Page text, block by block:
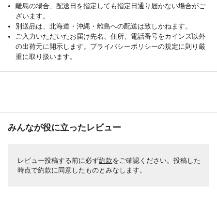
離島の場合、配送日を指定しても指定日通り届かない場合がご
ざいます。
別送品は、北海道・沖縄・離島への配送は致しかねます。
ご入力いただいたお届け先名、住所、電話番号をカインズ以外
の出荷元に開示します。プライバシーポリシーの規定に則り厳
重に取り扱います。
みんなが役に立ったレビュー
レビュー投稿する前に必ず約款をご確認ください。投稿した
時点で約款に同意したものとみなします。